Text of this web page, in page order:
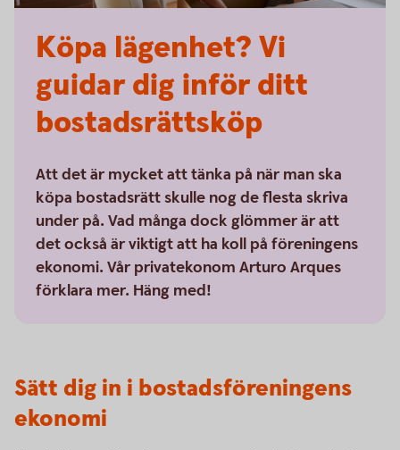
Köpa lägenhet? Vi
guidar dig inför ditt
bostadsrättsköp
Att det är mycket att tänka på när man ska
köpa bostadsrätt skulle nog de flesta skriva
under på. Vad många dock glömmer är att
det också är viktigt att ha koll på föreningens
ekonomi. Vår privatekonom Arturo Arques
förklara mer. Häng med!
Sätt dig in i bostadsföreningens
ekonomi